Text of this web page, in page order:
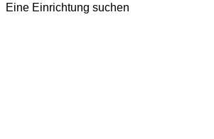
Eine Einrichtung suchen